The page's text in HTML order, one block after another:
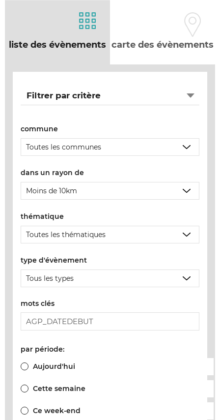
liste des évènements carte des évènements
Filtrer par critère
commune
dans un rayon de
thématique
type d'évènement
mots clés
par période:
Aujourd'hui
Cette semaine
Ce week-end